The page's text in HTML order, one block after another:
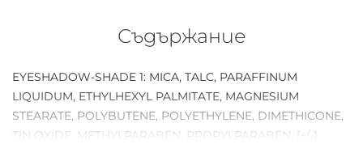
празсковено-розово със златисто.
Съдържание
EYESHADOW-SHADE 1: MICA, TALC, PARAFFINUM
LIQUIDUM, ETHYLHEXYL PALMITATE, MAGNESIUM
STEARATE, POLYBUTENE, POLYETHYLENE, DIMETHICONE,
TIN OXIDE, METHYLPARABEN, PROPYLPARABEN, [+/-]